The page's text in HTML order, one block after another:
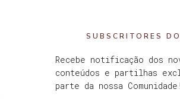
SUBSCRITORES
Recebe notificação dos
conteúdos e partilhas
parte da nossa Comunidade!